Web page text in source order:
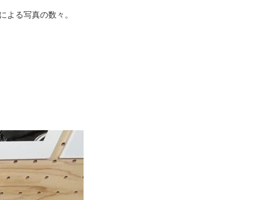
る写真の数々。